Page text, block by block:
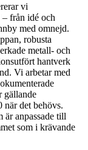
vi
från idé och
med omnejd.
robusta
metall- och
hantverk
Vi arbetar med
gällande
när det behövs.
är anpassade till
som i krävande